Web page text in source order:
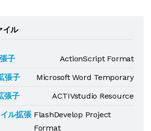
イル
子
ActionScript Format
張子
Microsoft Word Temporary
張子
ACTIVstudio Resource
ル拡張 FlashDevelop Project
Format